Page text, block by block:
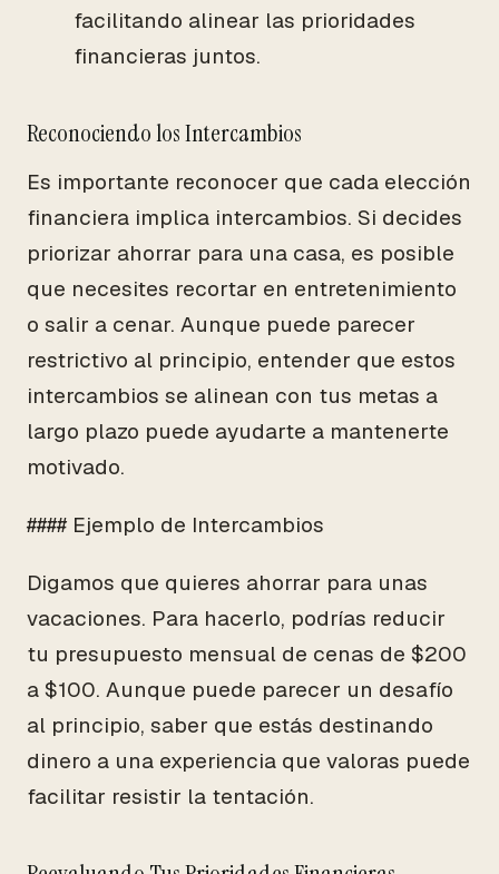
facilitando alinear las prioridades
financieras juntos.
Reconociendo los Intercambios
Es importante reconocer que cada elección
financiera implica intercambios. Si decides
priorizar ahorrar para una casa, es posible
que necesites recortar en entretenimiento
o salir a cenar. Aunque puede parecer
restrictivo al principio, entender que estos
intercambios se alinean con tus metas a
largo plazo puede ayudarte a mantenerte
motivado.
#### Ejemplo de Intercambios
Digamos que quieres ahorrar para unas
vacaciones. Para hacerlo, podrías reducir
tu presupuesto mensual de cenas de $200
a $100. Aunque puede parecer un desafío
al principio, saber que estás destinando
dinero a una experiencia que valoras puede
facilitar resistir la tentación.